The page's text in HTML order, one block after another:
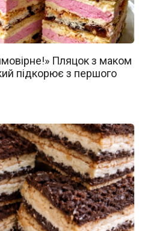
Пляцок з маком
підкорює з першого